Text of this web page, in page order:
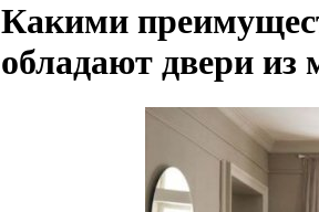
Какими
обладают двери из